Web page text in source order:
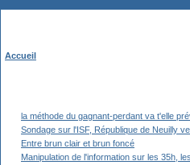
Accueil
la méthode du gagnant-perdant va t'elle
Sondage sur l'ISF, République de Neuilly
Entre brun clair et brun foncé
Manipulation de l'information sur les 35h,